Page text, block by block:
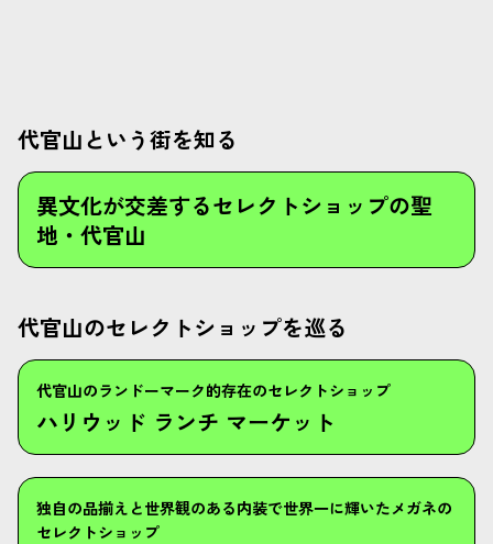
代官山という街を知る
異文化が交差するセレクトショップの聖
地・代官山
代官山のセレクトショップを巡る
代官山のランドーマーク的存在のセレクトショップ
ハリウッド ランチ マーケット
独自の品揃えと世界観のある内装で世界一に輝いたメガネの
セレクトショップ